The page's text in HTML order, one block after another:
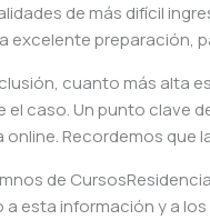
de más difícil
excelente preparación,
cuanto más alta
el caso. Un punto clave
online. Recordemos que
de
a esta información y a